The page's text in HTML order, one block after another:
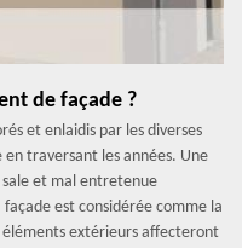
de façade ?
et enlaidis par les diverses
traversant les années. Une
et mal entretenue
est considérée comme la
éléments extérieurs affecteront